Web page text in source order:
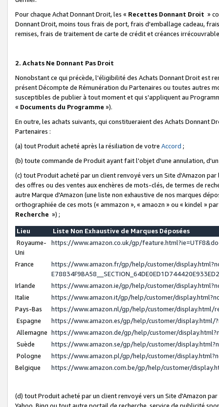
Pour chaque Achat Donnant Droit, les « Recettes Donnant Droit »
Donnant Droit, moins tous frais de port, frais d'emballage cadeau,
remises, frais de traitement de carte de crédit et créances
2. Achats Ne Donnant Pas Droit
Nonobstant ce qui précède, l'éligibilité des Achats Donnant Droit est
présent Décompte de Rémunération du Partenaires ou toutes autres
susceptibles de publier à tout moment et qui s'appliquent au
« Documents du Programme »).
En outre, les achats suivants, qui constitueraient des Achats Donnant
Partenaires :
(a) tout Produit acheté après la résiliation de votre Accord ;
(b) toute commande de Produit ayant fait l'objet d'une annulation,
(c) tout Produit acheté par un client renvoyé vers un Site d'Amazon
des offres ou des ventes aux enchères de mots-clés, de termes de
autre Marque d'Amazon (une liste non exhaustive de nos marques
orthographiée de ces mots (« ammazon », « amaozn » ou « kindel »
Recherche ») ;
Lieu
Liste Non Exhaustive de Marques Déposées
Royaume-
Uni
https://www.amazon.co.uk/gp/
France
https://www.amazon.fr/gp/help/customer/
Irlande
https://www.amazon.ie/gp/help/customer/
Italie
https://www.amazon.it/gp/help/customer/
Pays-Bas
https://www.amazon.nl/gp/help/customer/display.html/
Espagne
https://www.amazon.es/gp/help/customer/display.html/
Allemagne https://www.amazon.de/gp/help/customer/
Suède
https://www.amazon.se/gp/help/customer/
Pologne
https://www.amazon.pl/gp/help/customer/
Belgique
https://www.amazon.com.be/gp/help/customer/
(d) tout Produit acheté par un client renvoyé vers un Site d'Amazon
Yahoo, Bing ou tout autre portail de recherche, service de publicité